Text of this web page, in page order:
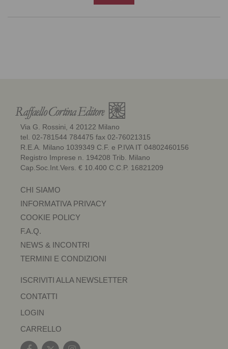
Via G. Rossini, 4 20122 Milano
tel. 02-781544 784475 fax 02-76021315
R.E.A. Milano 1039349 C.F. e P.IVA IT 04802460156
Registro Imprese n. 194208 Trib. Milano
Cap.Soc.Int.Vers. € 10.400 C.C.P. 16821209
CHI SIAMO
INFORMATIVA PRIVACY
COOKIE POLICY
F.A.Q.
NEWS & INCONTRI
TERMINI E CONDIZIONI
ISCRIVITI ALLA NEWSLETTER
CONTATTI
LOGIN
CARRELLO